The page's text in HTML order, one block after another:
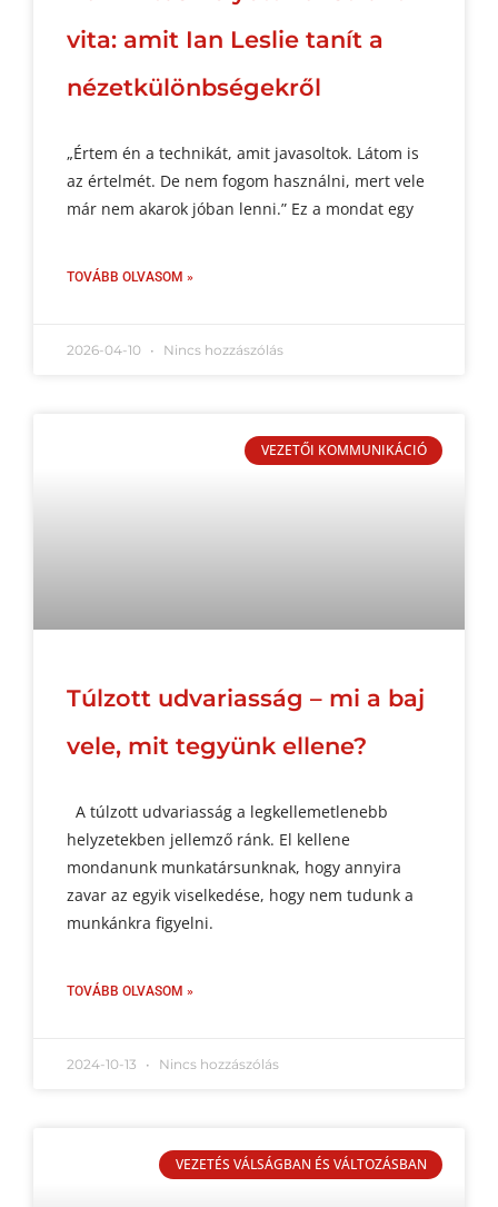
vita: amit Ian Leslie tanít a
nézetkülönbségekről
„Értem én a technikát, amit javasoltok. Látom is
az értelmét. De nem fogom használni, mert vele
már nem akarok jóban lenni.” Ez a mondat egy
TOVÁBB OLVASOM »
2026-04-10 Nincs hozzászólás
VEZETŐI KOMMUNIKÁCIÓ
Túlzott udvariasság – mi a baj
vele, mit tegyünk ellene?
A túlzott udvariasság a legkellemetlenebb
helyzetekben jellemző ránk. El kellene
mondanunk munkatársunknak, hogy annyira
zavar az egyik viselkedése, hogy nem tudunk a
munkánkra figyelni.
TOVÁBB OLVASOM »
2024-10-13 Nincs hozzászólás
VEZETÉS VÁLSÁGBAN ÉS VÁLTOZÁSBAN